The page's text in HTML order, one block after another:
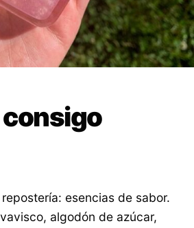
esencias de sabor.
algodón de azúcar,